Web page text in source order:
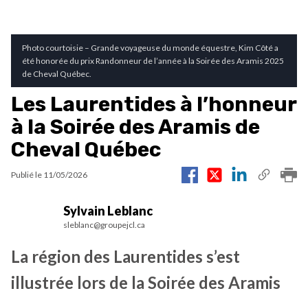
Photo courtoisie – Grande voyageuse du monde équestre, Kim Côté a
été honorée du prix Randonneur de l’année à la Soirée des Aramis 2025
de Cheval Québec.
Les Laurentides à l’honneur
à la Soirée des Aramis de
Cheval Québec
Publié le 11/05/2026
Sylvain Leblanc
sleblanc@groupejcl.ca
La région des Laurentides s’est
illustrée lors de la Soirée des Aramis